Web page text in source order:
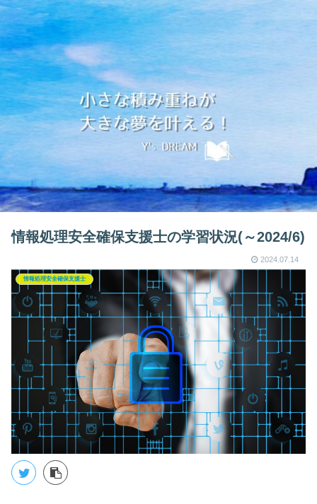
情報処理安全確保支援士の学習状況(～2024/6)
2024.07.14
情報処理安全確保支援士